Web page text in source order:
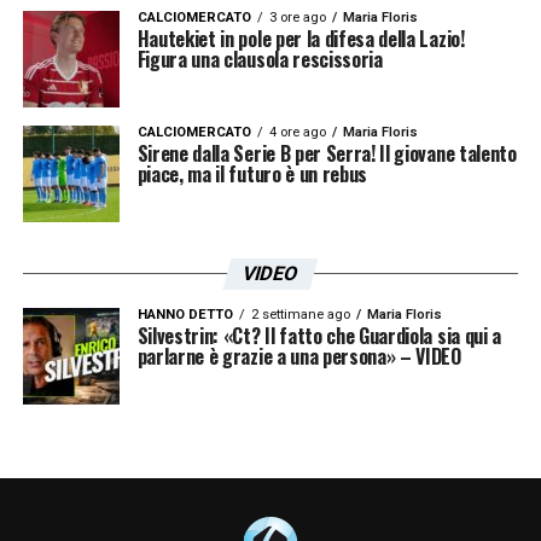
Ultimissime Lazio LIVE: le novità su Dele-
Bashiru e i convocati
LA PLAYLIST DELLE NOSTRE TOP NEWS
CALCIOMERCATO 3 ore ago Maria Floris
Hautekiet in pole per la difesa della Lazio!
Figura una clausola rescissoria
CALCIOMERCATO 4 ore ago Maria Floris
Sirene dalla Serie B per Serra! Il giovane talento
piace, ma il futuro è un rebus
VIDEO
HANNO DETTO 2 settimane ago Maria Floris
Silvestrin: «Ct? Il fatto che Guardiola sia qui a
parlarne è grazie a una persona» – VIDEO